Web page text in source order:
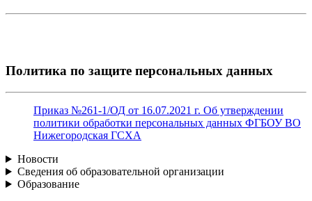
Политика по защите персональных данных
Приказ №261-1/ОД от 16.07.2021 г. Об утверждении
политики обработки персональных данных ФГБОУ ВО
Нижегородская ГСХА
Новости
Сведения об образовательной организации
Образование